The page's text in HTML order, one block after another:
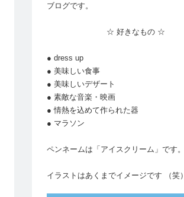
ブログです。
☆ 好きなもの ☆
● dress up
● 美味しい食事
● 美味しいデザート
● 素敵な音楽・映画
● 情熱を込めて作られた器
● マラソン
ペンネームは「アイスクリーム」です。
イラストはあくまでイメージです （笑）